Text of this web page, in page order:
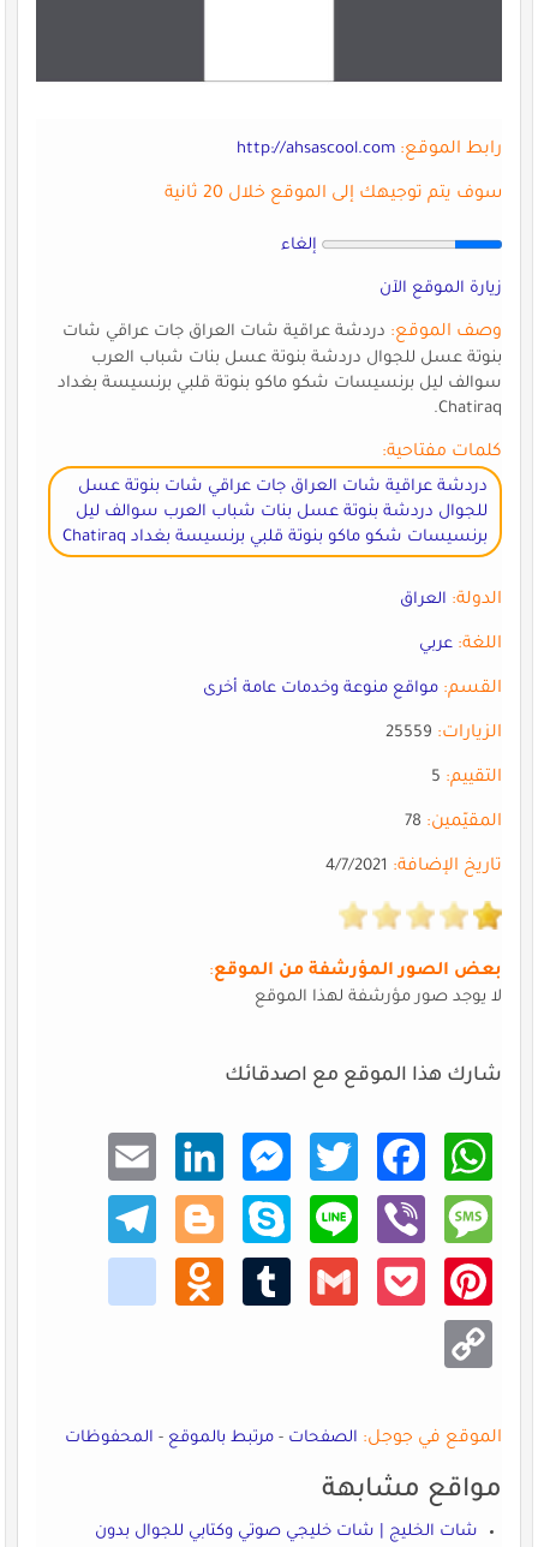
رابط الموقع: http://ahsascool.com
سوف يتم توجيهك إلى الموقع خلال 20 ثانية
إلغاء
زيارة الموقع الآن
وصف الموقع:دردشة عراقية شات العراق جات عراقي شات
بنوتة عسل للجوال دردشة بنوتة عسل بنات شباب العرب
سوالف ليل برنسيسات شكو ماكو بنوتة قلبي برنسيسة بغداد
Chatiraq.
كلمات مفتاحية:
دردشة عراقية شات العراق جات عراقي شات بنوتة عسل
للجوال دردشة بنوتة عسل بنات شباب العرب سوالف ليل
برنسيسات شكو ماكو بنوتة قلبي برنسيسة بغداد Chatiraq
الدولة: العراق
اللغة: عربي
القسم: مواقع منوعة وخدمات عامة أخرى
الزيارات:25559
التقييم:5
المقيّمين:78
تاريخ الإضافة:4/7/2021
بعض الصور المؤرشفة من الموقع:
لا يوجد صور مؤرشفة لهذا الموقع
شارك هذا الموقع مع اصدقائك
What
sApp
Faceb
ook
Twitt
er
Mess
enger
Linke
dIn
Email
Mess
age
Viber
Line
Skype
Blogg
er
Teleg
ram
Pinte
rest
Pocke
Gmail
Tumb
Odno
klass
niki
Copy
Link
الموقع في جوجل: الصفحات-مرتبط بالموقع-المحفوظات
مواقع مشابهة
شات الخليج | شات خليجي صوتي وكتابي للجوال بدون